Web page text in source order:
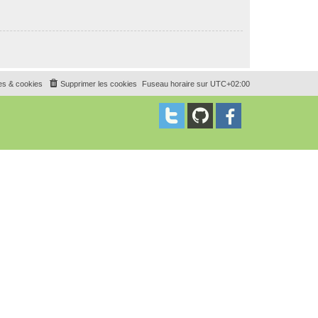
Fuseau horaire sur UTC+02:00
Supprimer les cookies
& cookies